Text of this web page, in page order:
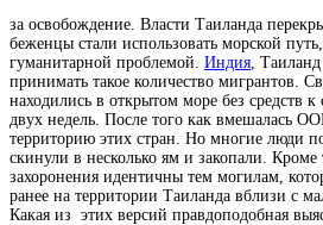
за освобождение. Власти Таиланда
беженцы стали использовать морской
гуманитарной проблемой. Индия, Таиланд
принимать такое количество мигрантов.
находились в открытом море без средств
двух недель. После того как вмешалась
территорию этих стран. Но многие люди
скинули в несколько ям и закопали.
захоронения идентичны тем могилам,
ранее на территории Таиланда вблизи с
Какая из этих версий правдоподобная